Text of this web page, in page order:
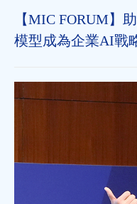
【MIC FORUM】
模型成為企業AI戰